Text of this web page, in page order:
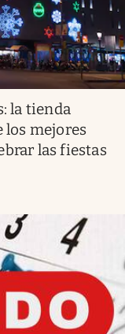
la tienda
los mejores
las fiestas